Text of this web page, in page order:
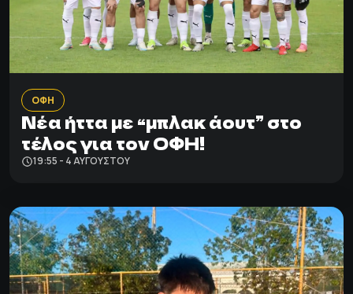
ΟΦΗ
Νέα ήττα με “μπλακ άουτ” στο
τέλος για τον ΟΦΗ!
19:55 - 4 ΑΥΓΟΎΣΤΟΥ